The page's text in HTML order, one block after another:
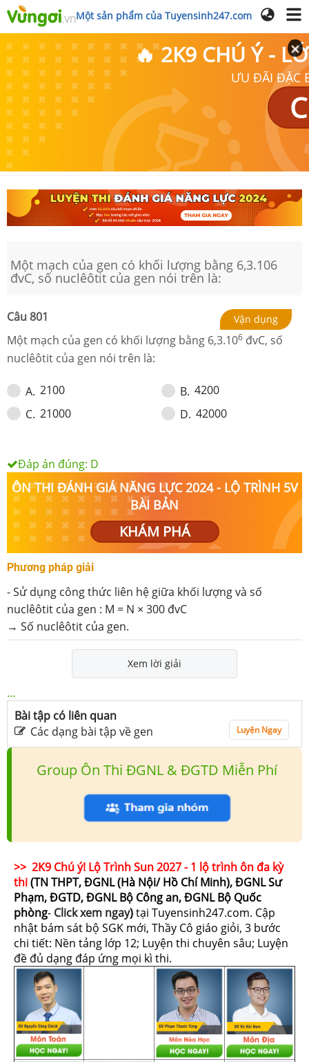
Một sản phẩm của Tuyensinh247.com
🔥 2K9 CHÚ Ý -
ƯU ĐÃI ĐẶC
Một mạch của gen có khối lượng bằng 6,3.106
đvC, số nuclêôtit của gen nói trên là:
Câu 801 Vận dụng
Một mạch của gen có khối lượng bằng 6,3.106 đvC, số
nuclêôtit của gen nói trên là:
A. 2100 B. 4200
C. 21000 D. 42000
Đáp án đúng: D
ÔN THI ĐÁNH GIÁ NĂNG LỰC 2024 - LỘ TRÌNH 5V
BÀI BẢN
KHÁM PHÁ
Phương pháp giải
-Sử dụng công thức liên hệ giữa khối lượngvà số
nuclêôtit của gen : M = N × 300 đvC
→ Số nuclêôtit của gen.
Xem lời giải
...
Bài tập có liên quan
Các dạng bài tập về gen
Luyện Ngay
Group Ôn Thi ĐGNL & ĐGTD Miễn Phí
>> 2K9 Chú ý! Lộ Trình Sun 2027 - 1 lộ trình ôn đa kỳ
thi(TN THPT, ĐGNL (Hà Nội/ Hồ Chí Minh), ĐGNL Sư
Phạm, ĐGTD, ĐGNL Bộ Công an, ĐGNL Bộ Quốc
phòng- Click xem ngay)tại Tuyensinh247.com. Cập
nhật bám sát bộ SGK mới, Thầy Cô giáo giỏi, 3 bước
chi tiết: Nền tảng lớp 12; Luyện thi chuyên sâu; Luyện
đề đủ dạng đáp ứng mọi kì thi.